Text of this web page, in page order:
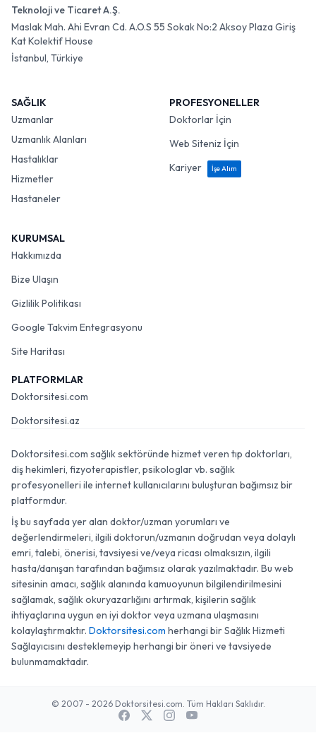
Teknoloji ve Ticaret A.Ş.
Maslak Mah. Ahi Evran Cd. A.O.S 55 Sokak No:2 Aksoy Plaza Giriş
Kat Kolektif House
İstanbul, Türkiye
SAĞLIK
Uzmanlar
Uzmanlık Alanları
Hastalıklar
Hizmetler
Hastaneler
PROFESYONELLER
Doktorlar İçin
Web Siteniz İçin
Kariyer
İşe Alım
KURUMSAL
Hakkımızda
Bize Ulaşın
Gizlilik Politikası
Google Takvim Entegrasyonu
Site Haritası
PLATFORMLAR
Doktorsitesi.com
Doktorsitesi.az
Doktorsitesi.com sağlık sektöründe hizmet veren tıp doktorları,
diş hekimleri, fizyoterapistler, psikologlar vb. sağlık
profesyonelleri ile internet kullanıcılarını buluşturan bağımsız bir
platformdur.
İş bu sayfada yer alan doktor/uzman yorumları ve
değerlendirmeleri, ilgili doktorun/uzmanın doğrudan veya dolaylı
emri, talebi, önerisi, tavsiyesi ve/veya ricası olmaksızın, ilgili
hasta/danışan tarafından bağımsız olarak yazılmaktadır. Bu web
sitesinin amacı, sağlık alanında kamuoyunun bilgilendirilmesini
sağlamak, sağlık okuryazarlığını artırmak, kişilerin sağlık
ihtiyaçlarına uygun en iyi doktor veya uzmana ulaşmasını
kolaylaştırmaktır. Doktorsitesi.com herhangi bir Sağlık Hizmeti
Sağlayıcısını desteklemeyip herhangi bir öneri ve tavsiyede
bulunmamaktadır.
© 2007 - 2026 Doktorsitesi.com. Tüm Hakları Saklıdır.